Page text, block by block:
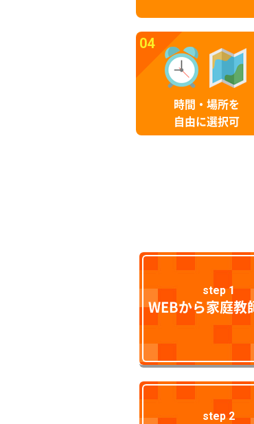
04
時間・場所を
自由に選択可
step 1
WEBから家庭教
step 2